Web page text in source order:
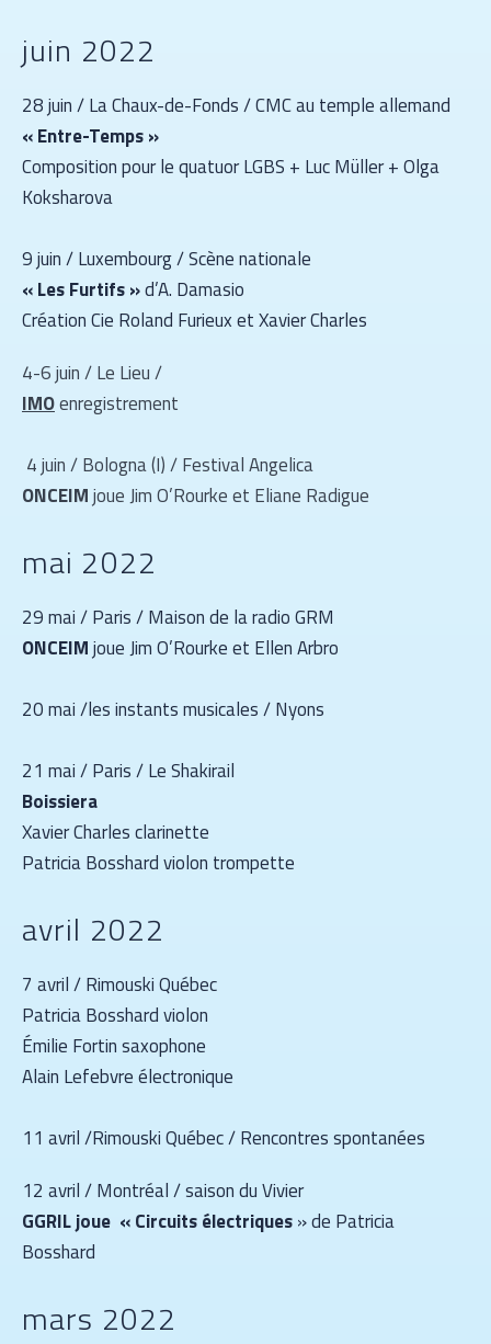
juin 2022
28 juin / La Chaux-de-Fonds / CMC au temple allemand
« Entre-Temps »
Composition pour le quatuor LGBS + Luc Müller + Olga
Koksharova
9 juin / Luxembourg / Scène nationale
« Les Furtifs »d’A. Damasio
Création Cie Roland Furieux et Xavier Charles
4-6 juin / Le Lieu /
IMOenregistrement
4 juin / Bologna (I) / Festival Angelica
ONCEIMjoue Jim O’Rourke et Eliane Radigue
mai 2022
29 mai / Paris / Maison de la radio GRM
ONCEIMjoue Jim O’Rourke et Ellen Arbro
20 mai /les instants musicales / Nyons
21 mai / Paris / Le Shakirail
Boissiera
Xavier Charles clarinette
Patricia Bosshard violon trompette
avril 2022
7 avril / Rimouski Québec
Patricia Bosshard violon
Émilie Fortin saxophone
Alain Lefebvre électronique
11 avril /Rimouski Québec / Rencontres spontanées
12 avril / Montréal / saison du Vivier
GGRIL joue « Circuits électriques» de Patricia
Bosshard
mars 2022